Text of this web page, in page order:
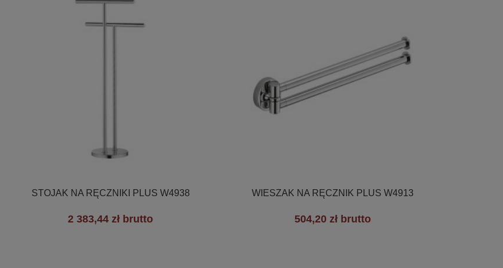
 Szybki podgląd
STOJAK NA RĘCZNIKI PLUS W4938
2 383,44 zł brutto
Szybki podgląd
WIESZAK NA RĘCZNIK PLUS W4913
504,20 zł brutto